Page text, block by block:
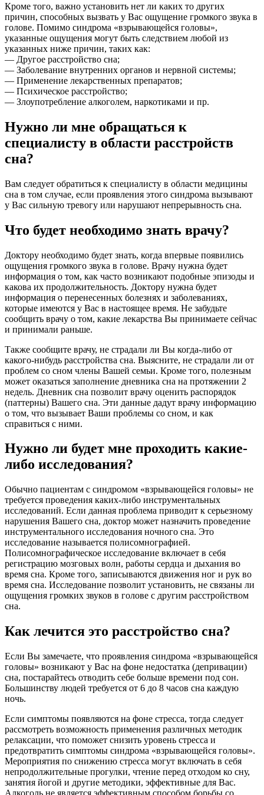
Кроме того, важно установить нет ли каких то других
причин, способных вызвать у Вас ощущение громкого звука в
голове. Помимо синдрома «взрывающейся головы»,
указанные ощущения могут быть следствием любой из
указанных ниже причин, таких как:
— Другое расстройство сна;
— Заболевание внутренних органов и нервной системы;
— Применение лекарственных препаратов;
— Психическое расстройство;
— Злоупотребление алкоголем, наркотиками и пр.
Нужно ли мне обращаться к
специалисту в области расстройств
сна?
Вам следует обратиться к специалисту в области медицины
сна в том случае, если проявления этого синдрома вызывают
у Вас сильную тревогу или нарушают непрерывность сна.
Что будет необходимо знать врачу?
Доктору необходимо будет знать, когда впервые появились
ощущения громкого звука в голове. Врачу нужна будет
информация о том, как часто возникают подобные эпизоды и
какова их продолжительность. Доктору нужна будет
информация о перенесенных болезнях и заболеваниях,
которые имеются у Вас в настоящее время. Не забудьте
сообщить врачу о том, какие лекарства Вы принимаете сейчас
и принимали раньше.
Также сообщите врачу, не страдали ли Вы когда-либо от
какого-нибудь расстройства сна. Выясните, не страдали ли от
проблем со сном члены Вашей семьи. Кроме того, полезным
может оказаться заполнение дневника сна на протяжении 2
недель. Дневник сна позволит врачу оценить распорядок
(паттерны) Вашего сна. Эти данные дадут врачу информацию
о том, что вызывает Ваши проблемы со сном, и как
справиться с ними.
Нужно ли будет мне проходить какие-
либо исследования?
Обычно пациентам с синдромом «взрывающейся головы» не
требуется проведения каких-либо инструментальных
исследований. Если данная проблема приводит к серьезному
нарушения Вашего сна, доктор может назначить проведение
инструментального исследования ночного сна. Это
исследование называется полисомнографией.
Полисомнографическое исследование включает в себя
регистрацию мозговых волн, работы сердца и дыхания во
время сна. Кроме того, записываются движения ног и рук во
время сна. Исследование позволит установить, не связаны ли
ощущения громких звуков в голове с другим расстройством
сна.
Как лечится это расстройство сна?
Если Вы замечаете, что проявления синдрома «взрывающейся
головы» возникают у Вас на фоне недостатка (депривации)
сна, постарайтесь отводить себе больше времени под сон.
Большинству людей требуется от 6 до 8 часов сна каждую
ночь.
Если симптомы появляются на фоне стресса, тогда следует
рассмотреть возможность применения различных методик
релаксации, что поможет снизить уровень стресса и
предотвратить симптомы синдрома «взрывающейся головы».
Мероприятия по снижению стресса могут включать в себя
непродолжительные прогулки, чтение перед отходом ко сну,
занятия йогой и другие методики, эффективные для Вас.